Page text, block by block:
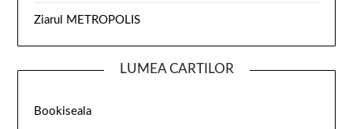
Ziarul METROPOLIS
LUMEA CARTILOR
Bookiseala